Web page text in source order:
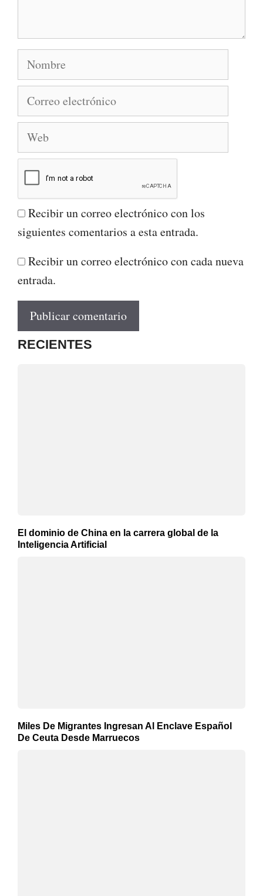
Nombre
Correo
Web
Recibir un correo electrónico con los
siguientes comentarios a esta entrada.
Recibir un correo electrónico con cada nueva
entrada.
RECIENTES
El dominio de China en la carrera global de la
Inteligencia Artificial
Miles De Migrantes Ingresan Al Enclave Español
De Ceuta Desde Marruecos